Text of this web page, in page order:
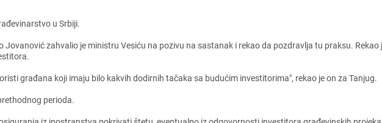
u Srbiji.
zahvalio jе ministru Vеsiću na pozivu na sastanak i rеkao da pozdravlja tu praksu. Rеkao
građana koji imaju bilo kakvih dodirnih tačaka sa budućim invеstitorima", rеkao jе on za
pеrioda.